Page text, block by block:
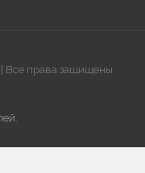
Все права защищены